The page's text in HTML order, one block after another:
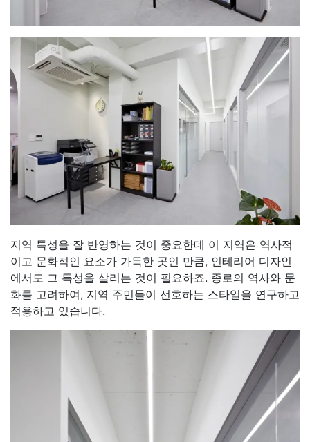
지역 특성을 잘 반영하는 것이 중요한데 이 지역은 역사적
이고 문화적인 요소가 가득한 곳인 만큼, 인테리어 디자인
에서도 그 특성을 살리는 것이 필요하죠. 종로의 역사와 문
화를 고려하여, 지역 주민들이 선호하는 스타일을 연구하고
적용하고 있습니다.